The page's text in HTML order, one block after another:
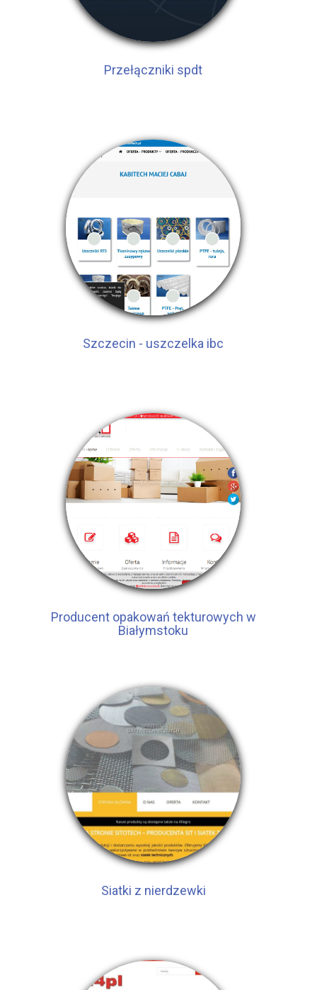
Przełączniki spdt
Szczecin - uszczelka ibc
Producent opakowań tekturowych w
Białymstoku
Siatki z nierdzewki